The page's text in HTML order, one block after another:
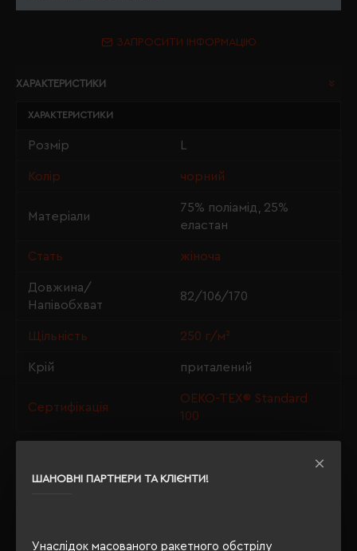
ШАНОВНІ ПАРТНЕРИ ТА КЛІЄНТИ!
Унаслідок масованого ракетного обстрілу
ЗАПРОСИТИ ІНФОРМАЦІЮ
ХАРАКТЕРИСТИКИ
ХАРАКТЕРИСТИКИ
Розмір
Колір чорний
Матеріали
75% поліамід, 25%
еластан
Стать жіноча
Довжина/
Напівобхват
82/106/170
Щільність 250 г/м²
Крій приталений
Сертифікація
OEKO-TEX® Standard
100
ОПИС